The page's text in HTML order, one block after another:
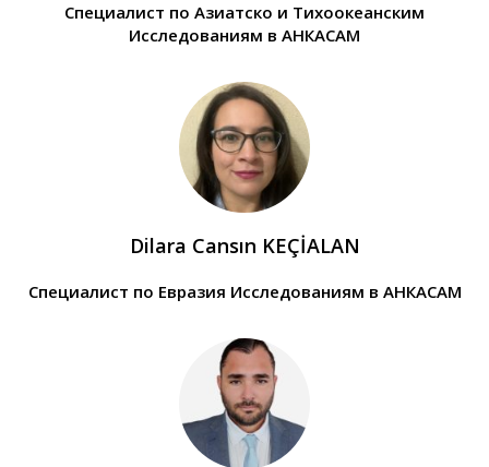
Специалист по Азиатско и Тихоокеанским
Исследованиям в АНКАСАМ
Dilara Cansın KEÇİALAN
Специалист по Евразия Исследованиям в АНКАСАМ